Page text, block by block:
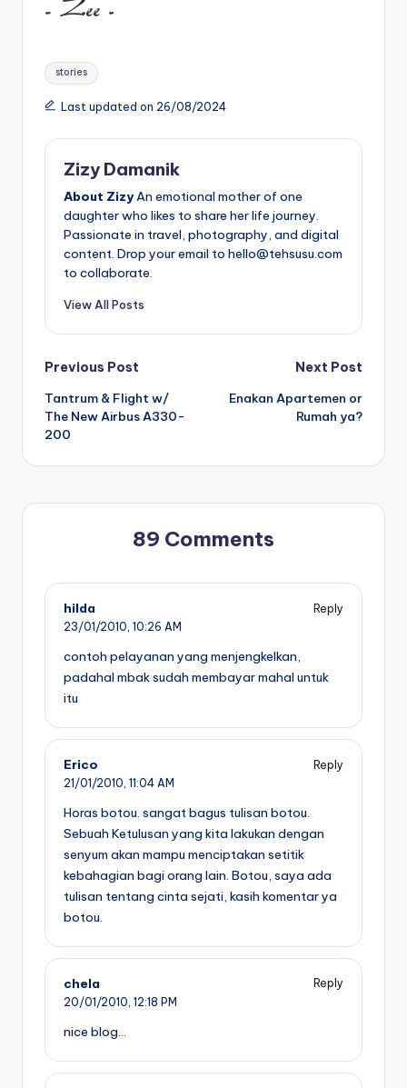
Tags:
stories
Last updated on 26/08/2024
Zizy Damanik
About ZizyAn emotional mother of one
daughter who likes to share her life journey.
Passionate in travel, photography, and digital
content. Drop your email to hello@tehsusu.com
to collaborate.
View All Posts
Post
navigation
Previous Post
Tantrum & Flight w/
The New Airbus A330-
200
Next Post
Enakan Apartemen or
Rumah ya?
89 Comments
hilda
Reply
23/01/2010, 10:26 AM
contoh pelayanan yang menjengkelkan,
padahal mbak sudah membayar mahal untuk
itu
Erico
Reply
21/01/2010, 11:04 AM
Horas botou. sangat bagus tulisan botou.
Sebuah Ketulusan yang kita lakukan dengan
senyum akan mampu menciptakan setitik
kebahagian bagi orang lain. Botou, saya ada
tulisan tentang cinta sejati, kasih komentar ya
botou.
chela
Reply
20/01/2010, 12:18 PM
nice blog…